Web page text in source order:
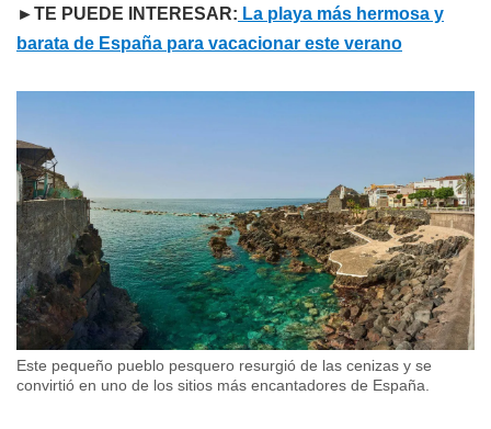
►TE PUEDE INTERESAR: La playa más hermosa y
barata de España para vacacionar este verano
Este pequeño pueblo pesquero resurgió de las cenizas y se
convirtió en uno de los sitios más encantadores de España.